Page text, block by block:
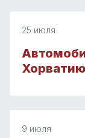
25 июля
Хорватию
9 июля